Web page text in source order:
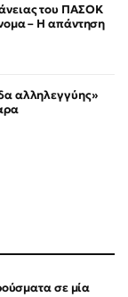
σε μία
του ΠΑΣΟΚ
– Η απάντηση
αλληλεγγύης»